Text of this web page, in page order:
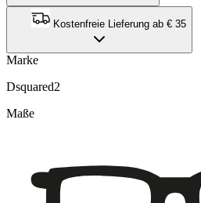
Kostenfreie Lieferung ab € 35
Marke
Dsquared2
Maße